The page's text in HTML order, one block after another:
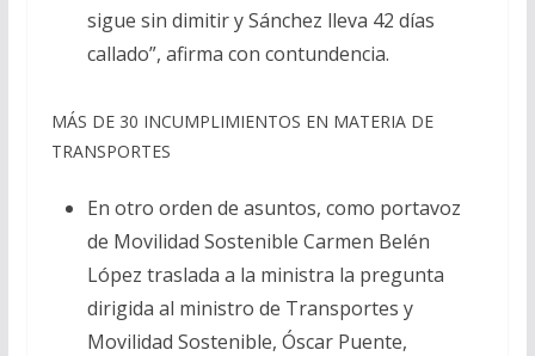
sigue sin dimitir y Sánchez lleva 42 días
callado”, afirma con contundencia.
MÁS DE 30 INCUMPLIMIENTOS EN MATERIA DE
TRANSPORTES
En otro orden de asuntos, como portavoz
de Movilidad Sostenible Carmen Belén
López traslada a la ministra la pregunta
dirigida al ministro de Transportes y
Movilidad Sostenible, Óscar Puente,